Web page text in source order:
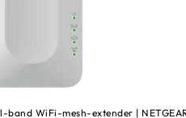
band WiFi-mesh-extender |